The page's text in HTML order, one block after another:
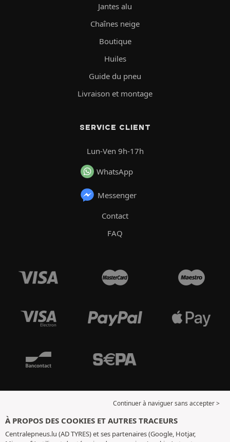
Jantes alu
Chaînes neige
Boutique
Huiles
Guide du pneu
Livraison et montage
SERVICE CLIENT
Lun-Ven 9h-17h
WhatsApp
Messenger
Contact
FAQ
Continuer à naviguer sans accepter >
À PROPOS DES COOKIES ET AUTRES TRACEURS
Centralepneus.lu (AD TYRES) et ses partenaires (Google, Hotjar,